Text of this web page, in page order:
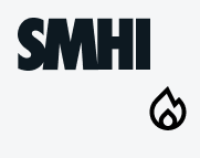
Hoppa till sidans innehåll